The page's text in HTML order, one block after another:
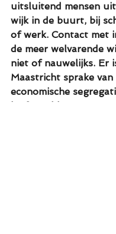
uitsluitend mensen
wijk in de buurt, bij
of werk. Contact met
de meer welvarende
niet of nauwelijks. Er
Maastricht sprake
economische
leefwerelden van